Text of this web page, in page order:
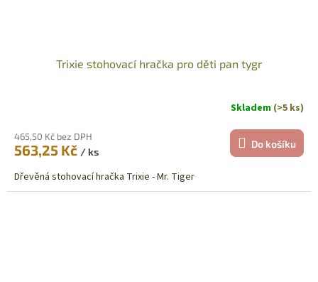
Trixie stohovací hračka pro děti pan tygr
Skladem (>5 ks)
465,50 Kč bez DPH
563,25 Kč / ks
Do košíku
Dřevěná stohovací hračka Trixie - Mr. Tiger